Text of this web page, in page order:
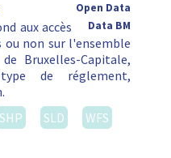
Open Data
Data BM
aux accès
non sur l'ensemble
Bruxelles-Capitale,
de réglement,
SHP SLD
WFS